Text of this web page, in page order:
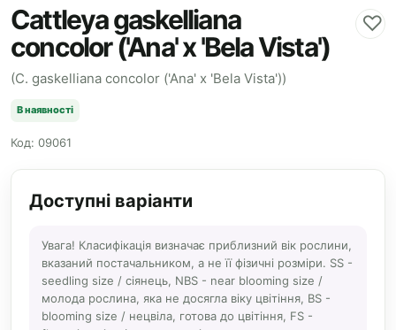
Cattleya gaskelliana
concolor ('Ana' x 'Bela Vista')
♡
(C. gaskelliana concolor ('Ana' x 'Bela Vista'))
В наявності
Код: 09061
Доступні варіанти
Увага! Класифікація визначає приблизний вік рослини,
вказаний постачальником, а не її фізичні розміри. SS -
seedling size / сіянець, NBS - near blooming size /
молода рослина, яка не досягла віку цвітіння, BS -
blooming size / нецвіла, готова до цвітіння, FS -